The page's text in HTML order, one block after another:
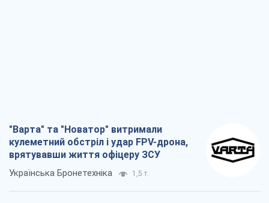
"Варта" та "Новатор" витримали
кулеметний обстріл і удар FPV-дрона,
врятувавши життя офіцеру ЗСУ
Українська Бронетехніка 1,5 т.